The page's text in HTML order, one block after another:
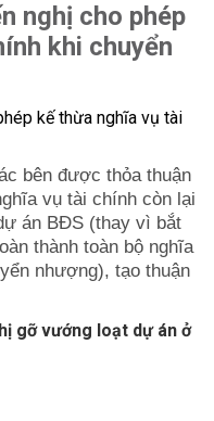
nghị cho phép
khi chuyển
bên được thỏa thuận
vụ tài chính còn lại
án BĐS (thay vì bắt
thành toàn bộ nghĩa
nhượng), tạo thuận
gỡ vướng loạt dự án ở